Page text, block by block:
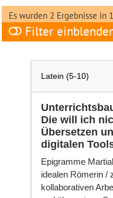
Es wurden 2 Ergebnisse in
Filter
Latein (5-10)
Die will ich
Übersetzen
digitalen
Epigramme
idealen Römerin /
kollaborativen